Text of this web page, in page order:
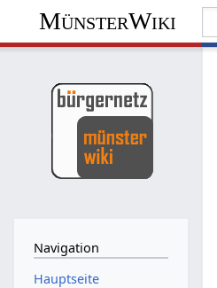
MünsterWiki
Navigation
Hauptseite